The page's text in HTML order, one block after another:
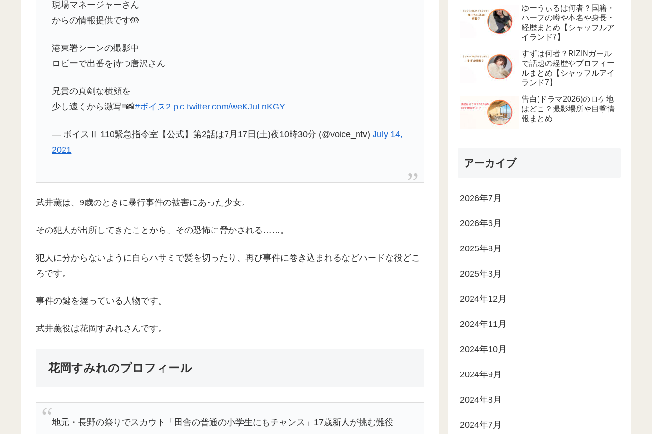
現場マネージャーさん
からの情報提供です🤲
港東署シーンの撮影中
ロビーで出番を待つ唐沢さん
兄貴の真剣な横顔を
少し遠くから激写‼️📸#ボイス2 pic.twitter.com/weKJuLnKGY
— ボイスⅡ 110緊急指令室【公式】第2話は7月17日(土)夜10時30分 (@voice_ntv)July 14,
2021
武井薫は、9歳のときに暴行事件の被害にあった少女。
その犯人が出所してきたことから、その恐怖に脅かされる……。
犯人に分からないように自らハサミで髪を切ったり、再び事件に巻き込まれるなどハードな役どこ
ろです。
事件の鍵を握っている人物です。
武井薫役は花岡すみれさんです。
花岡すみれのプロフィール
地元・長野の祭りでスカウト「田舎の普通の小学生にもチャンス」17歳新人が挑む難役
ゆーうぃるは何者？国籍・
ハーフの噂や本名や身長・
経歴まとめ【シャッフルア
イランド7】
すずは何者？RIZINガール
で話題の経歴やプロフィー
ルまとめ【シャッフルアイ
ランド7】
告白(ドラマ2026)のロケ地
はどこ？撮影場所や目撃情
報まとめ
アーカイブ
2026年7月
2026年6月
2025年8月
2025年3月
2024年12月
2024年11月
2024年10月
2024年9月
2024年8月
2024年7月